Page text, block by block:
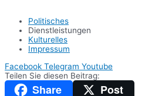
Politisches
Dienstleistungen
Kulturelles
Impressum
Facebook Telegram Youtube
Teilen Sie diesen Beitrag:
Share Post